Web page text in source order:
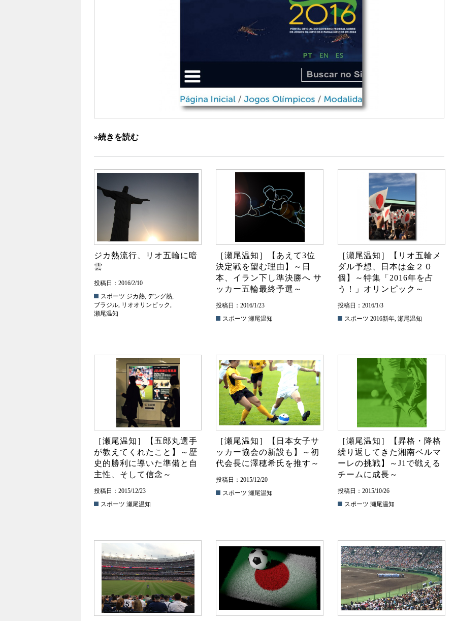
»続きを読む
ジカ熱流行、リオ五輪に暗
雲
投稿日：2016/2/10
スポーツ ジカ熱, デング熱,
ブラジル, リオオリンピック,
瀬尾温知
［瀬尾温知］【あえて3位
決定戦を望む理由】～日
本、イラン下し準決勝へ サ
ッカー五輪最終予選～
投稿日：2016/1/23
スポーツ 瀬尾温知
［瀬尾温知］【リオ五輪メ
ダル予想、日本は金２０
個】～特集「2016年を占
う！」オリンピック～
投稿日：2016/1/3
スポーツ 2016新年, 瀬尾温知
［瀬尾温知］【五郎丸選手
が教えてくれたこと】～歴
史的勝利に導いた準備と自
主性、そして信念～
投稿日：2015/12/23
スポーツ 瀬尾温知
［瀬尾温知］【日本女子サ
ッカー協会の新設も】～初
代会長に澤穂希氏を推す～
投稿日：2015/12/20
スポーツ 瀬尾温知
［瀬尾温知］【昇格・降格
繰り返してきた湘南ベルマ
ーレの挑戦】～J1で戦える
チームに成長～
投稿日：2015/10/26
スポーツ 瀬尾温知